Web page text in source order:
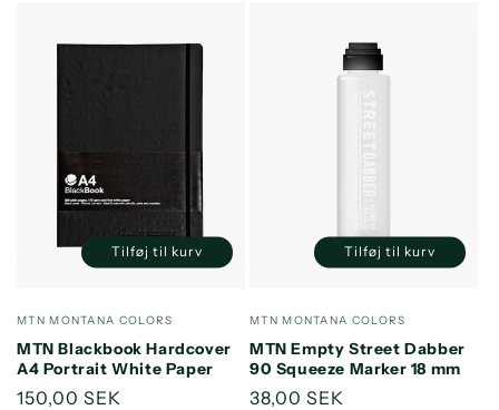
Forhandler:
MTN MONTANA COLORS
MTN Blackbook Hardcover
A4 Portrait White Paper
Normalpris
150,00 SEK
Reducer
Default
Title
Øg
Default
Title
Tilføj til kurv
Forhandler:
MTN MONTANA COLORS
MTN Empty Street Dabber
90 Squeeze Marker 18 mm
Normalpris
38,00 SEK
Reducer
Default
Title
Øg
Default
Title
Tilføj til kurv